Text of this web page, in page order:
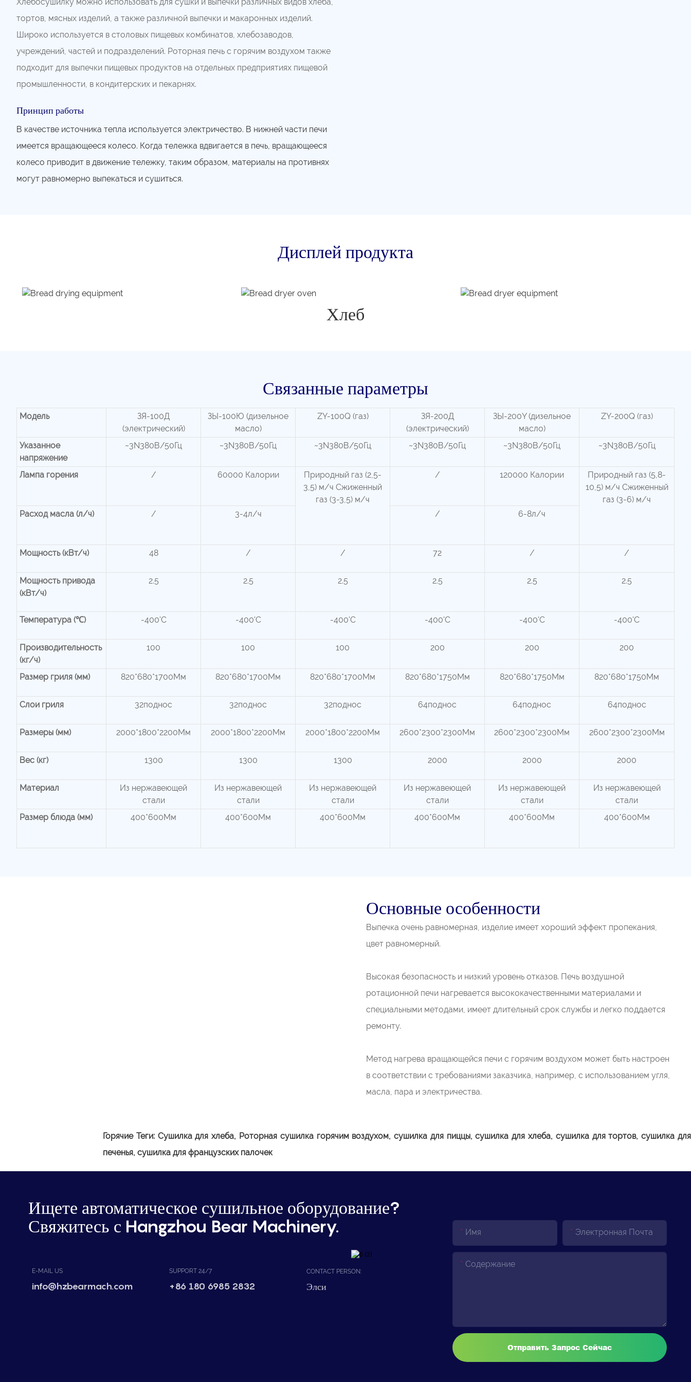
тортов, мясных изделий, а также различной выпечки и макаронных изделий.
Широко используется в столовых пищевых комбинатов, хлебозаводов,
учреждений, частей и подразделений. Роторная печь с горячим воздухом также
подходит для выпечки пищевых продуктов на отдельных предприятиях пищевой
промышленности, в кондитерских и пекарнях.
Принцип работы
В качестве источника тепла используется электричество. В нижней части печи
имеется вращающееся колесо. Когда тележка вдвигается в печь, вращающееся
колесо приводит в движение тележку, таким образом, материалы на противнях
могут равномерно выпекаться и сушиться.
Дисплей продукта
Хлеб
Связанные параметры
Модель
ЗЯ-100Д
(электрический)
ЗЫ-100Ю (дизельное
масло)
ZY-100Q (газ)
ЗЯ-200Д
(электрический)
ЗЫ-200Y (дизельное
масло)
ZY-200Q (газ)
Указанное
напряжение
~3N380В/50Гц ~3N380В/50Гц ~3N380В/50Гц ~3N380В/50Гц ~3N380В/50Гц ~3N380В/50Гц
Лампа горения / 60000 Калории
Природный газ (2,5-
3,5) м/ч Сжиженный
газ (3-3,5) м/ч
/ 120000 Калории
Природный газ (5,8-
10,5) м/ч Сжиженный
газ (3-6) м/ч
Расход масла (л/ч)
/ 3-4л/ч / 6-8л/ч
Мощность (кВт/ч) 48 / / 72 / /
Мощность привода
(кВт/ч)
2.5 2.5 2.5 2.5 2.5 2.5
Температура (℃) -400'C -400'C -400'C -400'C -400'C -400'C
Производительность
(кг/ч)
100 100 100 200 200 200
Размер гриля (мм) 820*680*1700Мм 820*680*1700Мм 820*680*1700Мм 820*680*1750Мм 820*680*1750Мм 820*680*1750Мм
Слои гриля 32поднос 32поднос 32поднос 64поднос 64поднос 64поднос
Размеры (мм) 2000*1800*2200Мм 2000*1800*2200Мм 2000*1800*2200Мм 2600*2300*2300Мм 2600*2300*2300Мм 2600*2300*2300Мм
Вес (кг) 1300 1300 1300 2000 2000 2000
Материал
Из нержавеющей
стали
Из нержавеющей
стали
Из нержавеющей
стали
Из нержавеющей
стали
Из нержавеющей
стали
Из нержавеющей
стали
Размер блюда (мм)
400*600Мм 400*600Мм 400*600Мм 400*600Мм 400*600Мм 400*600Мм
Основные особенности
Выпечка очень равномерная, изделие имеет хороший эффект пропекания,
цвет равномерный.
Высокая безопасность и низкий уровень отказов. Печь воздушной
ротационной печи нагревается высококачественными материалами и
специальными методами, имеет длительный срок службы и легко поддается
ремонту.
Метод нагрева вращающейся печи с горячим воздухом может быть настроен
в соответствии с требованиями заказчика, например, с использованием угля,
масла, пара и электричества.
Горячие Теги: Сушилка для хлеба, Роторная сушилка горячим воздухом, сушилка для пиццы, сушилка для хлеба, сушилка для тортов, сушилка для
печенья, сушилка для французских палочек
Ищете автоматическое сушильное оборудование?
Свяжитесь с Hangzhou Bear Machinery.
E-MAIL US
info@hzbearmach.com
SUPPORT 24/7
+86 180 6985 2832
CONTACT PERSON:
Элси
Имя Электронная Почта
Содержание
Отправить Запрос Сейчас